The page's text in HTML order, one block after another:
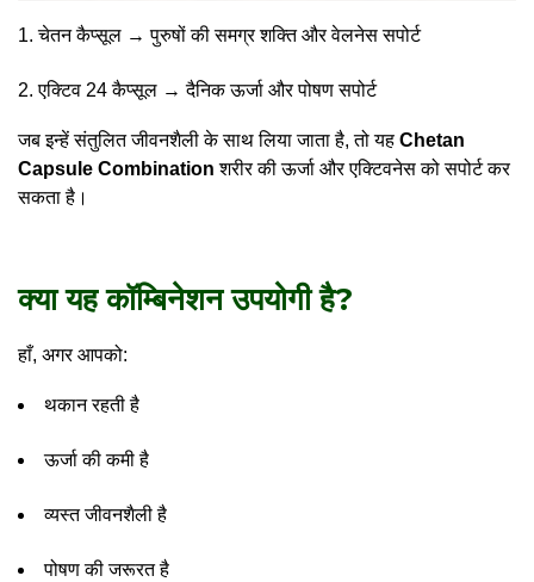
चेतन कैप्सूल → पुरुषों की समग्र शक्ति और वेलनेस सपोर्ट
एक्टिव 24 कैप्सूल → दैनिक ऊर्जा और पोषण सपोर्ट
जब इन्हें संतुलित जीवनशैली के साथ लिया जाता है, तो यह Chetan
Capsule Combination शरीर की ऊर्जा और एक्टिवनेस को सपोर्ट कर
सकता है।
क्या यह कॉम्बिनेशन उपयोगी है?
हाँ, अगर आपको:
थकान रहती है
ऊर्जा की कमी है
व्यस्त जीवनशैली है
पोषण की जरूरत है